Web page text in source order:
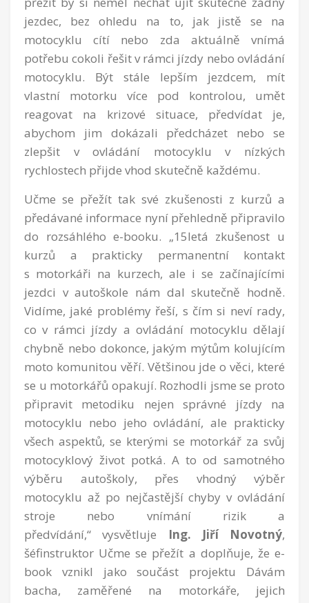
jezdec, bez ohledu na to, jak jistě se na
motocyklu cítí nebo zda aktuálně vnímá
potřebu cokoli řešit v rámci jízdy nebo ovládání
motocyklu.
Být stále lepším jezdcem, mít
vlastní motorku více pod kontrolou, umět
reagovat na krizové situace,
předvídat
je,
abychom jim dokázali předcházet
nebo se
zlepšit v ovládání motocyklu v nízkých
rychlostech přijde vhod skutečně každému.
Učme se přežít tak své zkušenosti z kurzů a
předávané informace nyní přehledně připravilo
do rozsáhlého e-booku. „15letá zkušenost u
kurzů a prakticky permanentní kontakt
s motorkáři na kurzech, ale i se začínajícími
jezdci v autoškole nám dal skutečně hodně.
Vidíme, jaké problémy řeší, s čím si neví rady,
co v rámci jízdy a ovládání motocyklu dělají
chybně nebo dokonce, jakým mýtům kolujícím
moto komunitou věří. Většinou jde o věci, které
se u motorkářů opakují. Rozhodli jsme se proto
připravit metodiku nejen správné jízdy na
motocyklu nebo jeho ovládání, ale prakticky
všech aspektů, se kterými se motorkář za svůj
motocyklový život potká. A to od samotného
výběru autoškoly, přes vhodný výběr
motocyklu až po nejčastější chyby v ovládání
stroje nebo vnímání rizik a
předvídání,“
vysvětluje Ing. Jiří Novotný,
šéfinstruktor Učme se přežít a doplňuje, že e-
book vznikl jako součást
projektu
Dávám
bacha, zaměřené na motorkáře, jejich